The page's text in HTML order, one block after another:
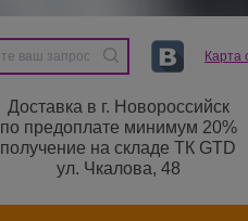
Карта
Доставка в г. Новороссийск
по предоплате минимум 20%
получение на складе ТК GTD
ул. Чкалова, 48